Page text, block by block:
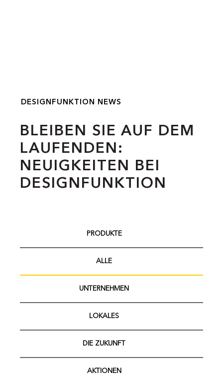
DESIGNFUNKTION NEWS
BLEIBEN SIE AUF DEM
LAUFENDEN:
NEUIGKEITEN BEI
DESIGNFUNKTION
ALLE
LOKALES
AKTIONEN
UNTERNEHMEN
DIE ZUKUNFT
PRODUKTE